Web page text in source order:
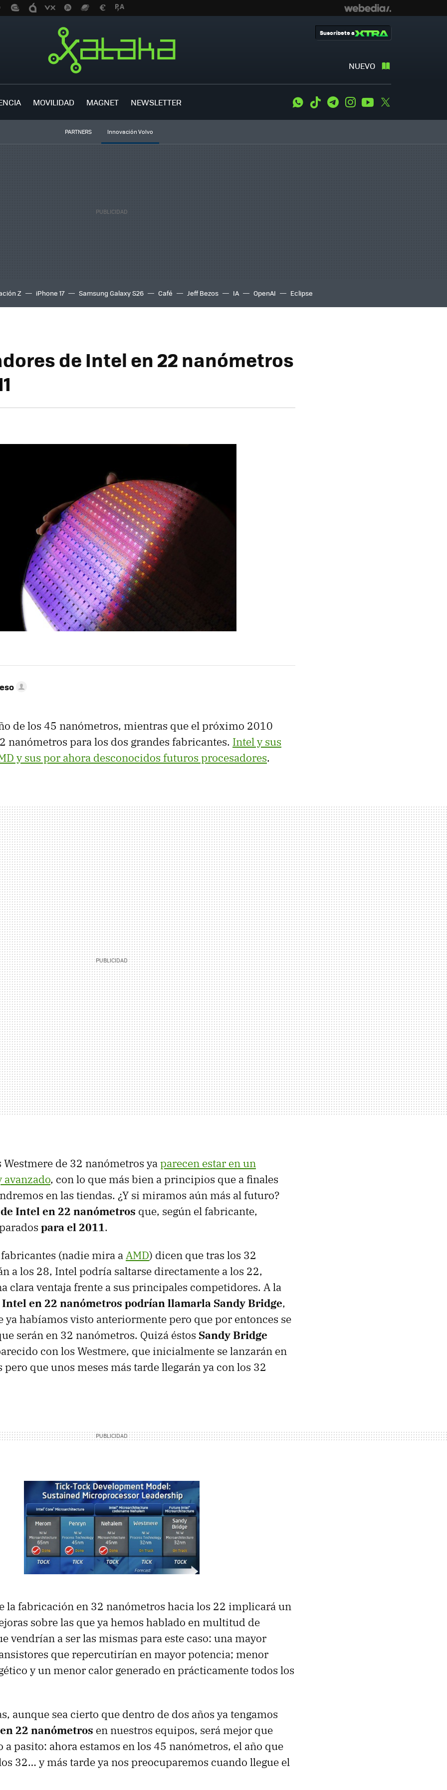
NUEVO
Suscríbete a
MOVILIDAD MAGNET NEWSLETTER WhatsApp
Tiktok TelegramInstagramYoutube
PARTNERS Innovación Volvo
Z iPhone 17 Samsung Galaxy S26 Café Jeff Bezos IA OpenAI Eclipse
de Intel en 22 nanómetros
de los 45 nanómetros, mientras que el próximo 2010
nanómetros para los dos grandes fabricantes. Intel y sus
y sus por ahora desconocidos futuros procesadores.
Westmere de 32 nanómetros yaparecen estar en un
, con lo que más bien a principios que a finales
en las tiendas. ¿Y si miramos aún más al futuro?
Intel en 22 nanómetros que, según el fabricante,
para el 2011.
(nadie mira aAMD) dicen que tras los 32
a los 28, Intel podría saltarse directamente a los 22,
clara ventaja frente a sus principales competidores. A la
en 22 nanómetros podrían llamarla Sandy Bridge,
ya habíamos visto anteriormente pero que por entonces se
serán en 32 nanómetros. Quizá éstos Sandy Bridge
con los Westmere, que inicialmente se lanzarán en
que unos meses más tarde llegarán ya con los 32
la fabricación en 32 nanómetros hacia los 22 implicará un
sobre las que ya hemos hablado en multitud de
vendrían a ser las mismas para este caso: una mayor
que repercutirían en mayor potencia; menor
y un menor calor generado en prácticamente todos los
aunque sea cierto que dentro de dos años ya tengamos
22 nanómetros en nuestros equipos, será mejor que
a pasito: ahora estamos en los 45 nanómetros, el año que
32… y más tarde ya nos preocuparemos cuando llegue el